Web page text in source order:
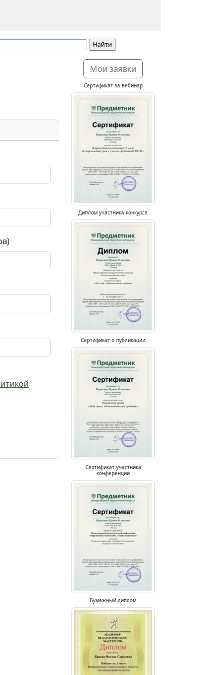
Мои заявки
Сертификат за вебинар
Диплом участника конкурса
Сертификат о публикации
Сертификат участника
конференции
Бумажный диплом